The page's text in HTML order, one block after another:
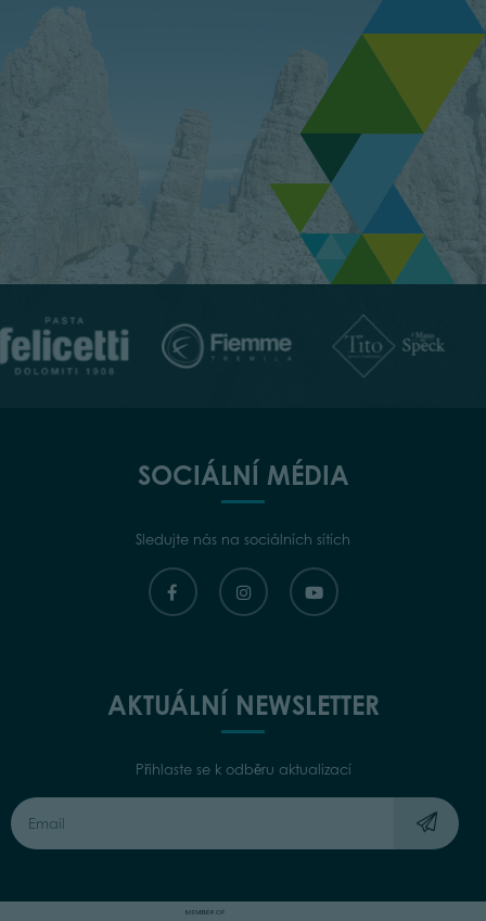
SOCIÁLNÍ MÉDIA
Sledujte nás na sociálních sítích
AKTUÁLNÍ NEWSLETTER
Přihlaste se k odběru aktualizací